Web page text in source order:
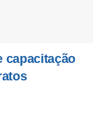
capacitação